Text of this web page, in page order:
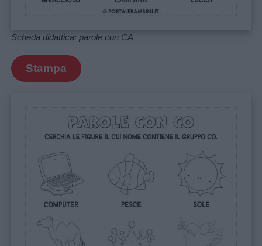
Scheda didattica: parole con CA
Stampa